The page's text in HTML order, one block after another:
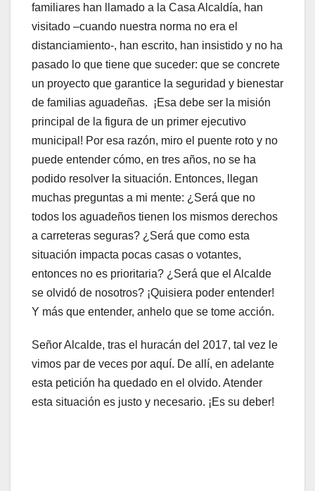
familiares han llamado a la Casa Alcaldía, han
visitado –cuando nuestra norma no era el
distanciamiento-, han escrito, han insistido y no ha
pasado lo que tiene que suceder: que se concrete
un proyecto que garantice la seguridad y bienestar
de familias aguadeñas. ¡Esa debe ser la misión
principal de la figura de un primer ejecutivo
municipal! Por esa razón, miro el puente roto y no
puede entender cómo, en tres años, no se ha
podido resolver la situación. Entonces, llegan
muchas preguntas a mi mente: ¿Será que no
todos los aguadeños tienen los mismos derechos
a carreteras seguras? ¿Será que como esta
situación impacta pocas casas o votantes,
entonces no es prioritaria? ¿Será que el Alcalde
se olvidó de nosotros? ¡Quisiera poder entender!
Y más que entender, anhelo que se tome acción.
Señor Alcalde, tras el huracán del 2017, tal vez le
vimos par de veces por aquí. De allí, en adelante
esta petición ha quedado en el olvido. Atender
esta situación es justo y necesario. ¡Es su deber!